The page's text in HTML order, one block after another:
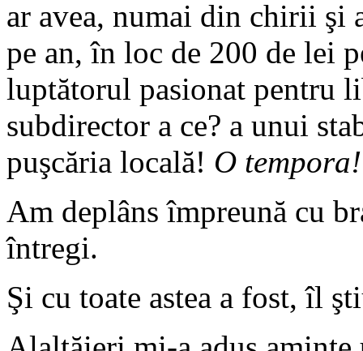
ar avea, numai din chirii şi
pe an, în loc de 200 de lei
luptătorul pasionat pentru
subdirector a ce? a unui
puşcăria locală! O
Am deplâns împreună cu
întregi.
Şi cu toate astea a fost, îl